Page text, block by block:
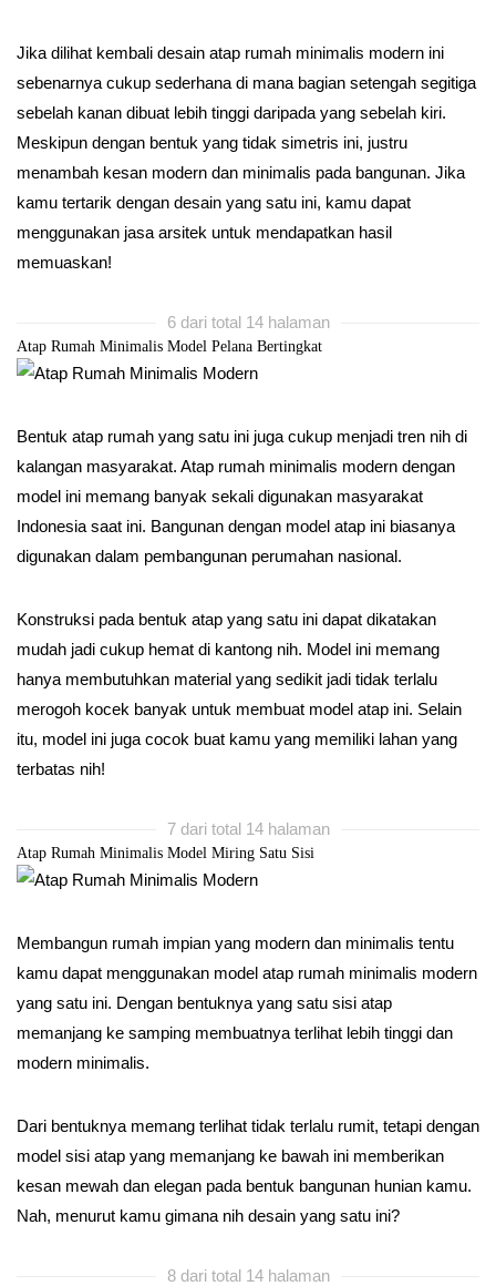
Jika dilihat kembali desain atap rumah minimalis modern ini
sebenarnya cukup sederhana di mana bagian setengah segitiga
sebelah kanan dibuat lebih tinggi daripada yang sebelah kiri.
Meskipun dengan bentuk yang tidak simetris ini, justru
menambah kesan modern dan minimalis pada bangunan. Jika
kamu tertarik dengan desain yang satu ini, kamu dapat
menggunakan jasa arsitek untuk mendapatkan hasil
memuaskan!
6 dari total 14 halaman
Atap Rumah Minimalis Model Pelana Bertingkat
Bentuk atap rumah yang satu ini juga cukup menjadi tren nih di
kalangan masyarakat. Atap rumah minimalis modern dengan
model ini memang banyak sekali digunakan masyarakat
Indonesia saat ini. Bangunan dengan model atap ini biasanya
digunakan dalam pembangunan perumahan nasional.
Konstruksi pada bentuk atap yang satu ini dapat dikatakan
mudah jadi cukup hemat di kantong nih. Model ini memang
hanya membutuhkan material yang sedikit jadi tidak terlalu
merogoh kocek banyak untuk membuat model atap ini. Selain
itu, model ini juga cocok buat kamu yang memiliki lahan yang
terbatas nih!
7 dari total 14 halaman
Atap Rumah Minimalis Model Miring Satu Sisi
Membangun rumah impian yang modern dan minimalis tentu
kamu dapat menggunakan model atap rumah minimalis modern
yang satu ini. Dengan bentuknya yang satu sisi atap
memanjang ke samping membuatnya terlihat lebih tinggi dan
modern minimalis.
Dari bentuknya memang terlihat tidak terlalu rumit, tetapi dengan
model sisi atap yang memanjang ke bawah ini memberikan
kesan mewah dan elegan pada bentuk bangunan hunian kamu.
Nah, menurut kamu gimana nih desain yang satu ini?
8 dari total 14 halaman